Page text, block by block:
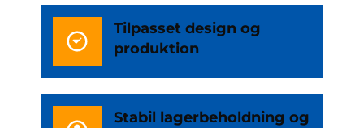
Tilpasset design og
produktion
Stabil lagerbeholdning og